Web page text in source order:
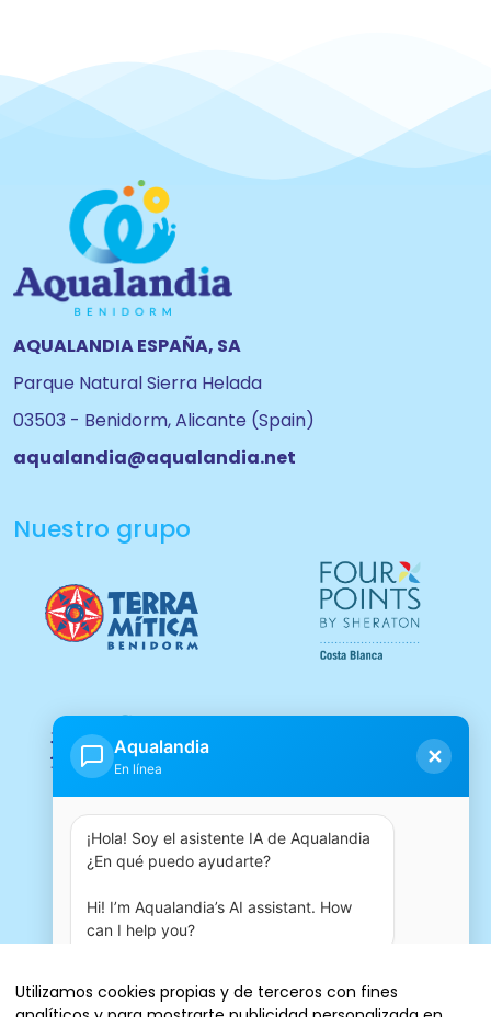
AQUALANDIA ESPAÑA, SA
Parque Natural Sierra Helada
03503 - Benidorm, Alicante (Spain)
aqualandia@aqualandia.net
Nuestro grupo
Aqualandia
En línea
✕
¡Hola! Soy el asistente IA de Aqualandia
¿En qué puedo ayudarte?
Hi! I’m Aqualandia’s AI assistant. How
can I help you?
Utilizamos cookies propias y de terceros con fines